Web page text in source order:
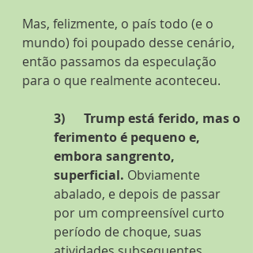
Mas, felizmente, o país todo (e o
mundo) foi poupado desse cenário,
então passamos da especulação
para o que realmente aconteceu.
3)      Trump está ferido, mas o
ferimento é pequeno e,
embora sangrento,
superficial. Obviamente
abalado, e depois de passar
por um compreensível curto
período de choque, suas